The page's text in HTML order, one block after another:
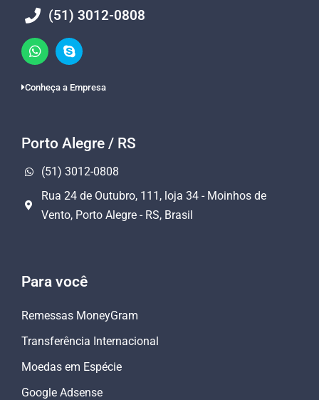
(51) 3012-0808
Conheça a Empresa
Porto Alegre / RS
(51) 3012-0808
Rua 24 de Outubro, 111, loja 34 - Moinhos de
Vento, Porto Alegre - RS, Brasil
Para você
Remessas MoneyGram
Transferência Internacional
Moedas em Espécie
Google Adsense